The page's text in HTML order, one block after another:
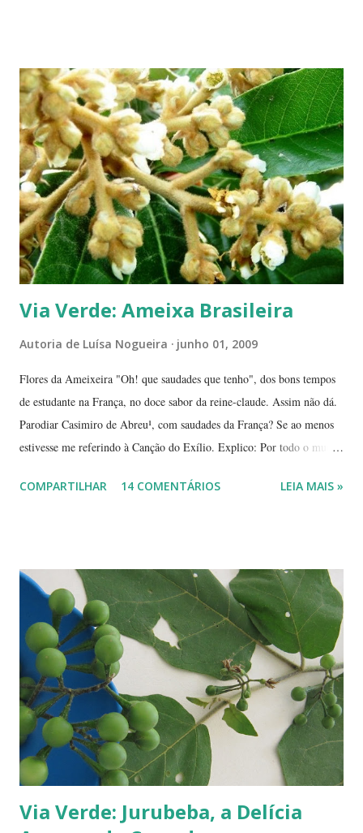
jóias preciosas, estão presentes na ceia de réveillon. Sim, eles nos
remetem a alegres brincadeiras - por muitos levadas a sério: São
guardados em carteiras, deixados sob os pratos e por aí vai ... E,
dizem, é um sinal de boa sorte para o ano que começa. Caramboleira -
Quer um Natal bem brasileiro? Use a imaginação, enfeitando su...
Via Verde: Ameixa Brasileira
Autoria de Luísa Nogueira junho 01, 2009
Flores da Ameixeira "Oh! que saudades que tenho", dos bons tempos
de estudante na França, no doce sabor da reine-claude. Assim não dá.
Parodiar Casimiro de Abreu¹, com saudades da França? Se ao menos
estivesse me referindo à Canção do Exílio. Explico: Por todo o mundo
precisos, mas é por aí. Na Europa existe uma grande quantidade delas,
coquinho, morango, amora - estou citando as que amo, claro. Em
Paris pode-se encontrar a reine-claude em quase todos os lugares, dos
supermercados às feiras livres. Foi em uma dessas feiras que a
conheci. Compramos muitas. Quando a experimentei... Ah! Como é
de-li-ci-o-sa! Comecei a degustá-las e só parei porque me contaram
uma 'historinha': a de um brasileiro que, a...
COMPARTILHAR 14 COMENTÁRIOS LEIA MAIS »
Via Verde: Jurubeba, a Delícia